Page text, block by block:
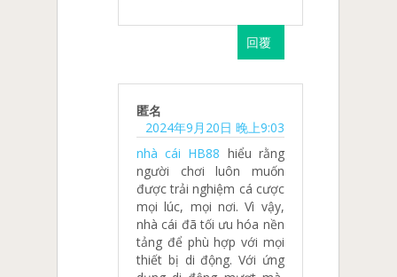
回覆
匿名
2024年9月20日 晚上9:03
nhà cái HB88 hiểu rằng
người chơi luôn muốn
được trải nghiệm cá cược
mọi lúc, mọi nơi. Vì vậy,
nhà cái đã tối ưu hóa nền
tảng để phù hợp với mọi
thiết bị di động. Với ứng